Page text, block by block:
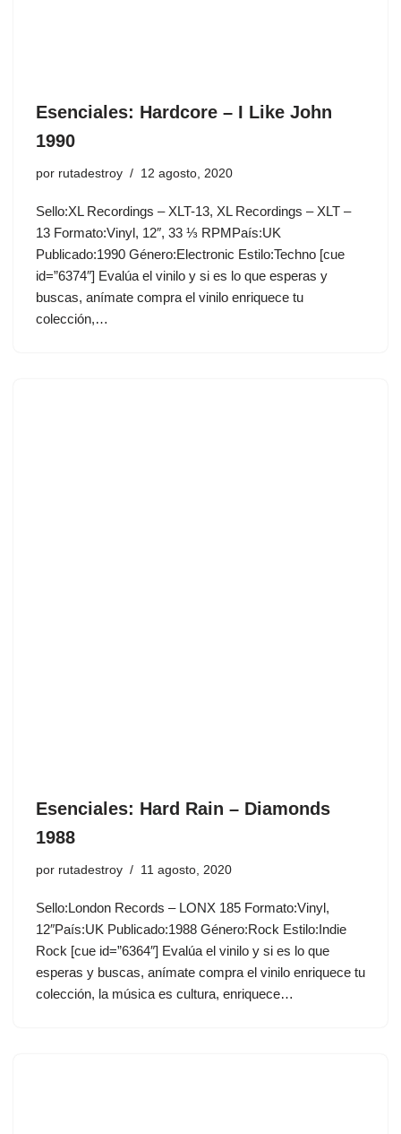
Esenciales: Hardcore ‎– I Like John
1990
por rutadestroy 12 agosto, 2020
Sello:XL Recordings ‎– XLT-13, XL Recordings ‎– XLT –
13 Formato:Vinyl, 12″, 33 ⅓ RPMPaís:UK
Publicado:1990 Género:Electronic Estilo:Techno [cue
id=”6374″] Evalúa el vinilo y si es lo que esperas y
buscas, anímate compra el vinilo enriquece tu
colección,…
Esenciales: Hard Rain ‎– Diamonds
1988
por rutadestroy 11 agosto, 2020
Sello:London Records ‎– LONX 185 Formato:Vinyl,
12″País:UK Publicado:1988 Género:Rock Estilo:Indie
Rock [cue id=”6364″] Evalúa el vinilo y si es lo que
esperas y buscas, anímate compra el vinilo enriquece tu
colección, la música es cultura, enriquece…